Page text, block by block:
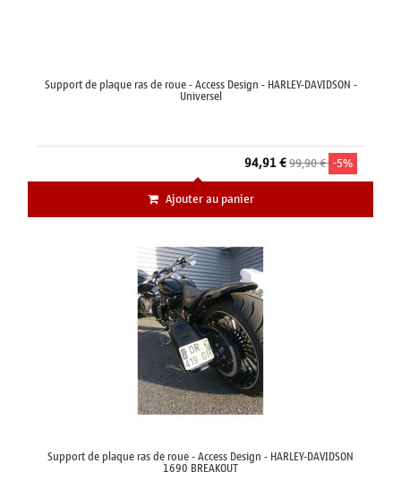
Support de plaque ras de roue - Access Design - HARLEY-DAVIDSON -
Universel
94,91 €99,90 € -5%
Ajouter au panier
Support de plaque ras de roue - Access Design - HARLEY-DAVIDSON
1690 BREAKOUT